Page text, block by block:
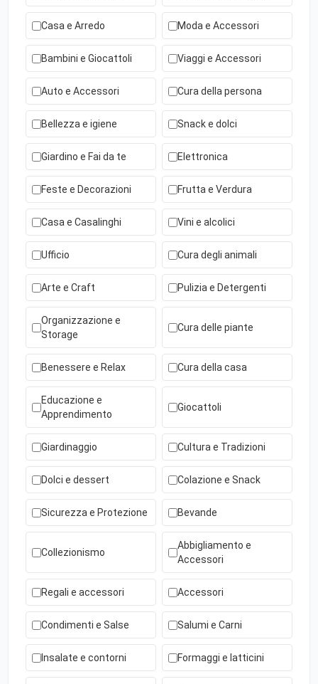
Casa e Arredo Moda e Accessori
Bambini e Giocattoli Viaggi e Accessori
Auto e Accessori Cura della persona
Bellezza e igiene Snack e dolci
Giardino e Fai da te Elettronica
Feste e Decorazioni Frutta e Verdura
Casa e Casalinghi Vini e alcolici
Ufficio Cura degli animali
Arte e Craft Pulizia e Detergenti
Organizzazione e
Storage
Cura delle piante
Benessere e Relax Cura della casa
Educazione e
Apprendimento
Giocattoli
Giardinaggio Cultura e Tradizioni
Dolci e dessert Colazione e Snack
Sicurezza e Protezione Bevande
Collezionismo
Abbigliamento e
Accessori
Regali e accessori Accessori
Condimenti e Salse Salumi e Carni
Insalate e contorni Formaggi e latticini